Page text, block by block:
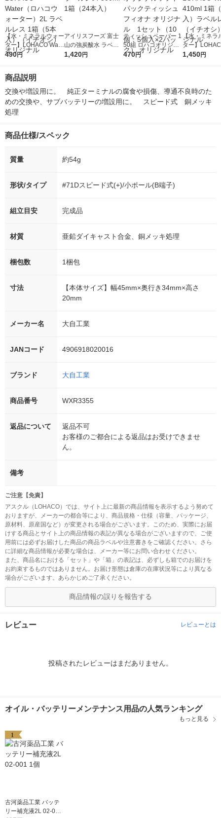
【水・ミネラルウォー
ター】LOHACO Wate
r（ロハコウォータ
シ） オリジナル
490円
アイリスフーズ 富士
山の強炭酸水 ラベル
レス 500ml 1箱（24
1,420円
ティッシュペーパー 1
50組 ロハコオリジナ
ルソフトパックティッ
オリジナル
470円
【水・ミネラ
ター】
r 410ml 1箱（
1,450円
商品説明
交換や増設用に。　純正ターミナルの腐食や損傷、導通不良時のた
めの交換や、サブバッテリーの増設用に。　スピード式　銅メッキ
処理
商品仕様/スペック
質量 約54g
形状/タイプ #71Dスピード式(+)/小ポール(B端子)
組立目安 完成品
材質 亜鉛ダイキャスト合金、銅メッキ処理
梱包数 1梱包
寸法
【本体サイズ】幅45mm×奥行き34mm×高さ
20mm
メーカー名 大自工業
JANコード 4906918020016
ブランド 大自工業
商品番号 WXR3355
返品について
返品不可
お客様のご都合による返品はお受けできませ
ん。
備考
ご注意【免責】
アスクル（LOHACO）では、サイト上に最新の商品情報を表示するよう努めて
おりますが、メーカーの都合等により、商品規格・仕様（容量、パッケージ、
原材料、原産国など）が変更される場合がございます。このため、実際にお届
けする商品とサイト上の商品情報の表記が異なる場合がございますので、ご使
用前には必ずお届けした商品の商品ラベルや注意書きをご確認ください。さら
に詳細な商品情報が必要な場合は、メーカー等にお問い合わせください。
また、商品名における「セット」や「箱」の表記は、必ずしも箱でのお届けを
お約束するものではありません。お届け形態は倉庫の在庫状況等により異なる
場合がございます。あらかじめご了承ください。
商品情報の誤りを報告する
レビュー レビューとは
投稿されたレビューはまだありません。
オイル・バッテリーメンテナンス用品の人気ランキング
もっと見る
1
古河薬品工業 バッテ
リー補充液2L 02-001